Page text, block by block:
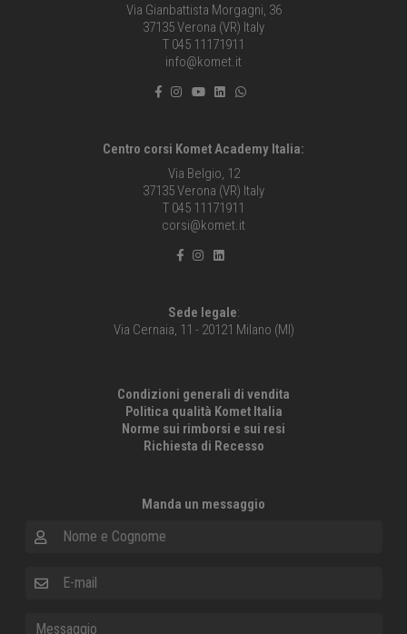
Via Gianbattista Morgagni, 36
37135 Verona (VR) Italy
T 045 11171911
info@komet.it
Centro corsi Komet Academy Italia:
Via Belgio, 12
37135 Verona (VR) Italy
T 045 11171911
corsi@komet.it
Sede legale:
Via Cernaia, 11 - 20121 Milano (MI)
Condizioni generali di vendita
Politica qualità Komet Italia
Norme sui rimborsi e sui resi
Richiesta di Recesso
Manda un messaggio